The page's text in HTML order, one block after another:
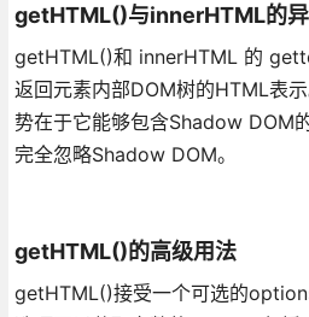
getHTML()与innerHTML的
getHTML()和 innerHTML 的
返回元素内部DOM树的HTML表
势在于它能够包含Shadow DOM
完全忽略Shadow DOM。
getHTML()的高级用法
getHTML()接受一个可选的